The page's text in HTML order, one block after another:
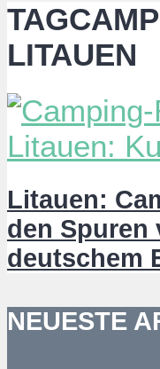
LITAUEN
Litauen:
den Spuren
deutschem
NEUESTE